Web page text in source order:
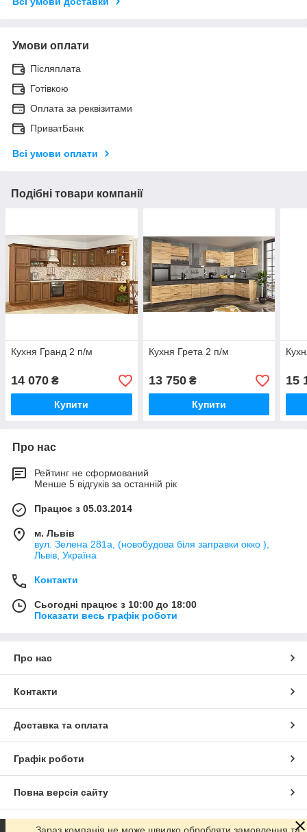
Умови оплати
Післяплата
Готівкою
Оплата за реквізитами
ПриватБанк
Всі умови оплати
Подібні товари компанії
Кухня Гранд 2 п/м
14 070 ₴
Купити
Кухня Грета 2 п/м
13 750₴
Купити
15
Про нас
Рейтинг не сформований
Менше 5 відгуків за останній рік
Працює з 05.03.2014
м. Львів
вул. Зелена 281а, (новобудова біля заправки окко ),
Львів, Україна
Контакти
Сьогодні працює з 10:00 до 18:00
Показати весь графік роботи
Про нас
Контакти
Доставка та оплата
Графік роботи
Повна версія сайту
Сайт створено на маркетплейсіProm.ua